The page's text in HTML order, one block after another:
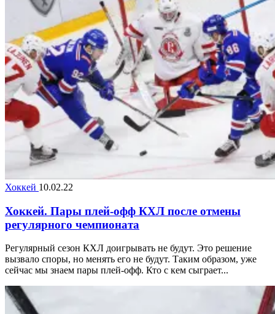
Хоккей 10.02.22
Хоккей. Пары плей-офф КХЛ после отмены
регулярного чемпионата
Регулярный сезон КХЛ доигрывать не будут. Это решение
вызвало споры, но менять его не будут. Таким образом, уже
сейчас мы знаем пары плей-офф. Кто с кем сыграет...